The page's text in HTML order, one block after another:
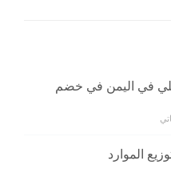
في اليمن في خضم
الموارد